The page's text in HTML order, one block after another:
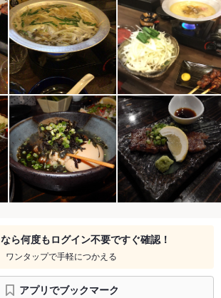
なら何度もログイン不要ですぐ確認！
ワンタップで手軽につかえる
アプリでブックマーク